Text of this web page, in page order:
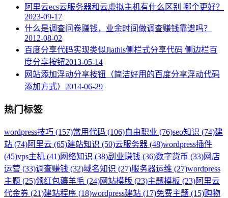
阿里云ecs云服务器和云虚拟主机有什么区别 哪个更好？
2023-09-17
什么是调查问卷赚钱，业余时间做调查赚钱靠谱吗？
2012-08-02
百度分享代码实现类似Jiathis侧栏式分享代码 侧边栏百
度分享按钮2013-05-14
网站添加浮动分享按钮（简洁好用的百度分享浮动代码
添加方式） 2014-06-29
热门标签
wordpress技巧 (157)常用代码 (106)自由职业 (76)seo知识 (74)建
站 (74)阿里云 (65)建站知识 (50)云服务器 (48)wordpress插件
(45)vps主机 (41)网络知识 (38)副业赚钱 (36)数字货币 (33)网店
运营 (33)调查赚钱 (32)域名知识 (27)服务器运维 (27)wordpress
主题 (25)领红包薅羊毛 (24)网站模版 (23)主题模板 (23)阿里云
代金券 (21)建站程序 (18)wordpress建站 (17)免费主题 (15)购物